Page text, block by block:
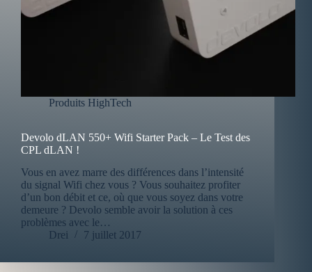
Produits HighTech
Devolo dLAN 550+ Wifi Starter Pack – Le Test des
CPL dLAN !
Vous en avez marre des différences dans l’intensité
du signal Wifi chez vous ? Vous souhaitez profiter
d’un bon débit et ce, où que vous soyez dans votre
demeure ? Devolo semble avoir la solution à ces
problèmes avec le…
Drei
7 juillet 2017